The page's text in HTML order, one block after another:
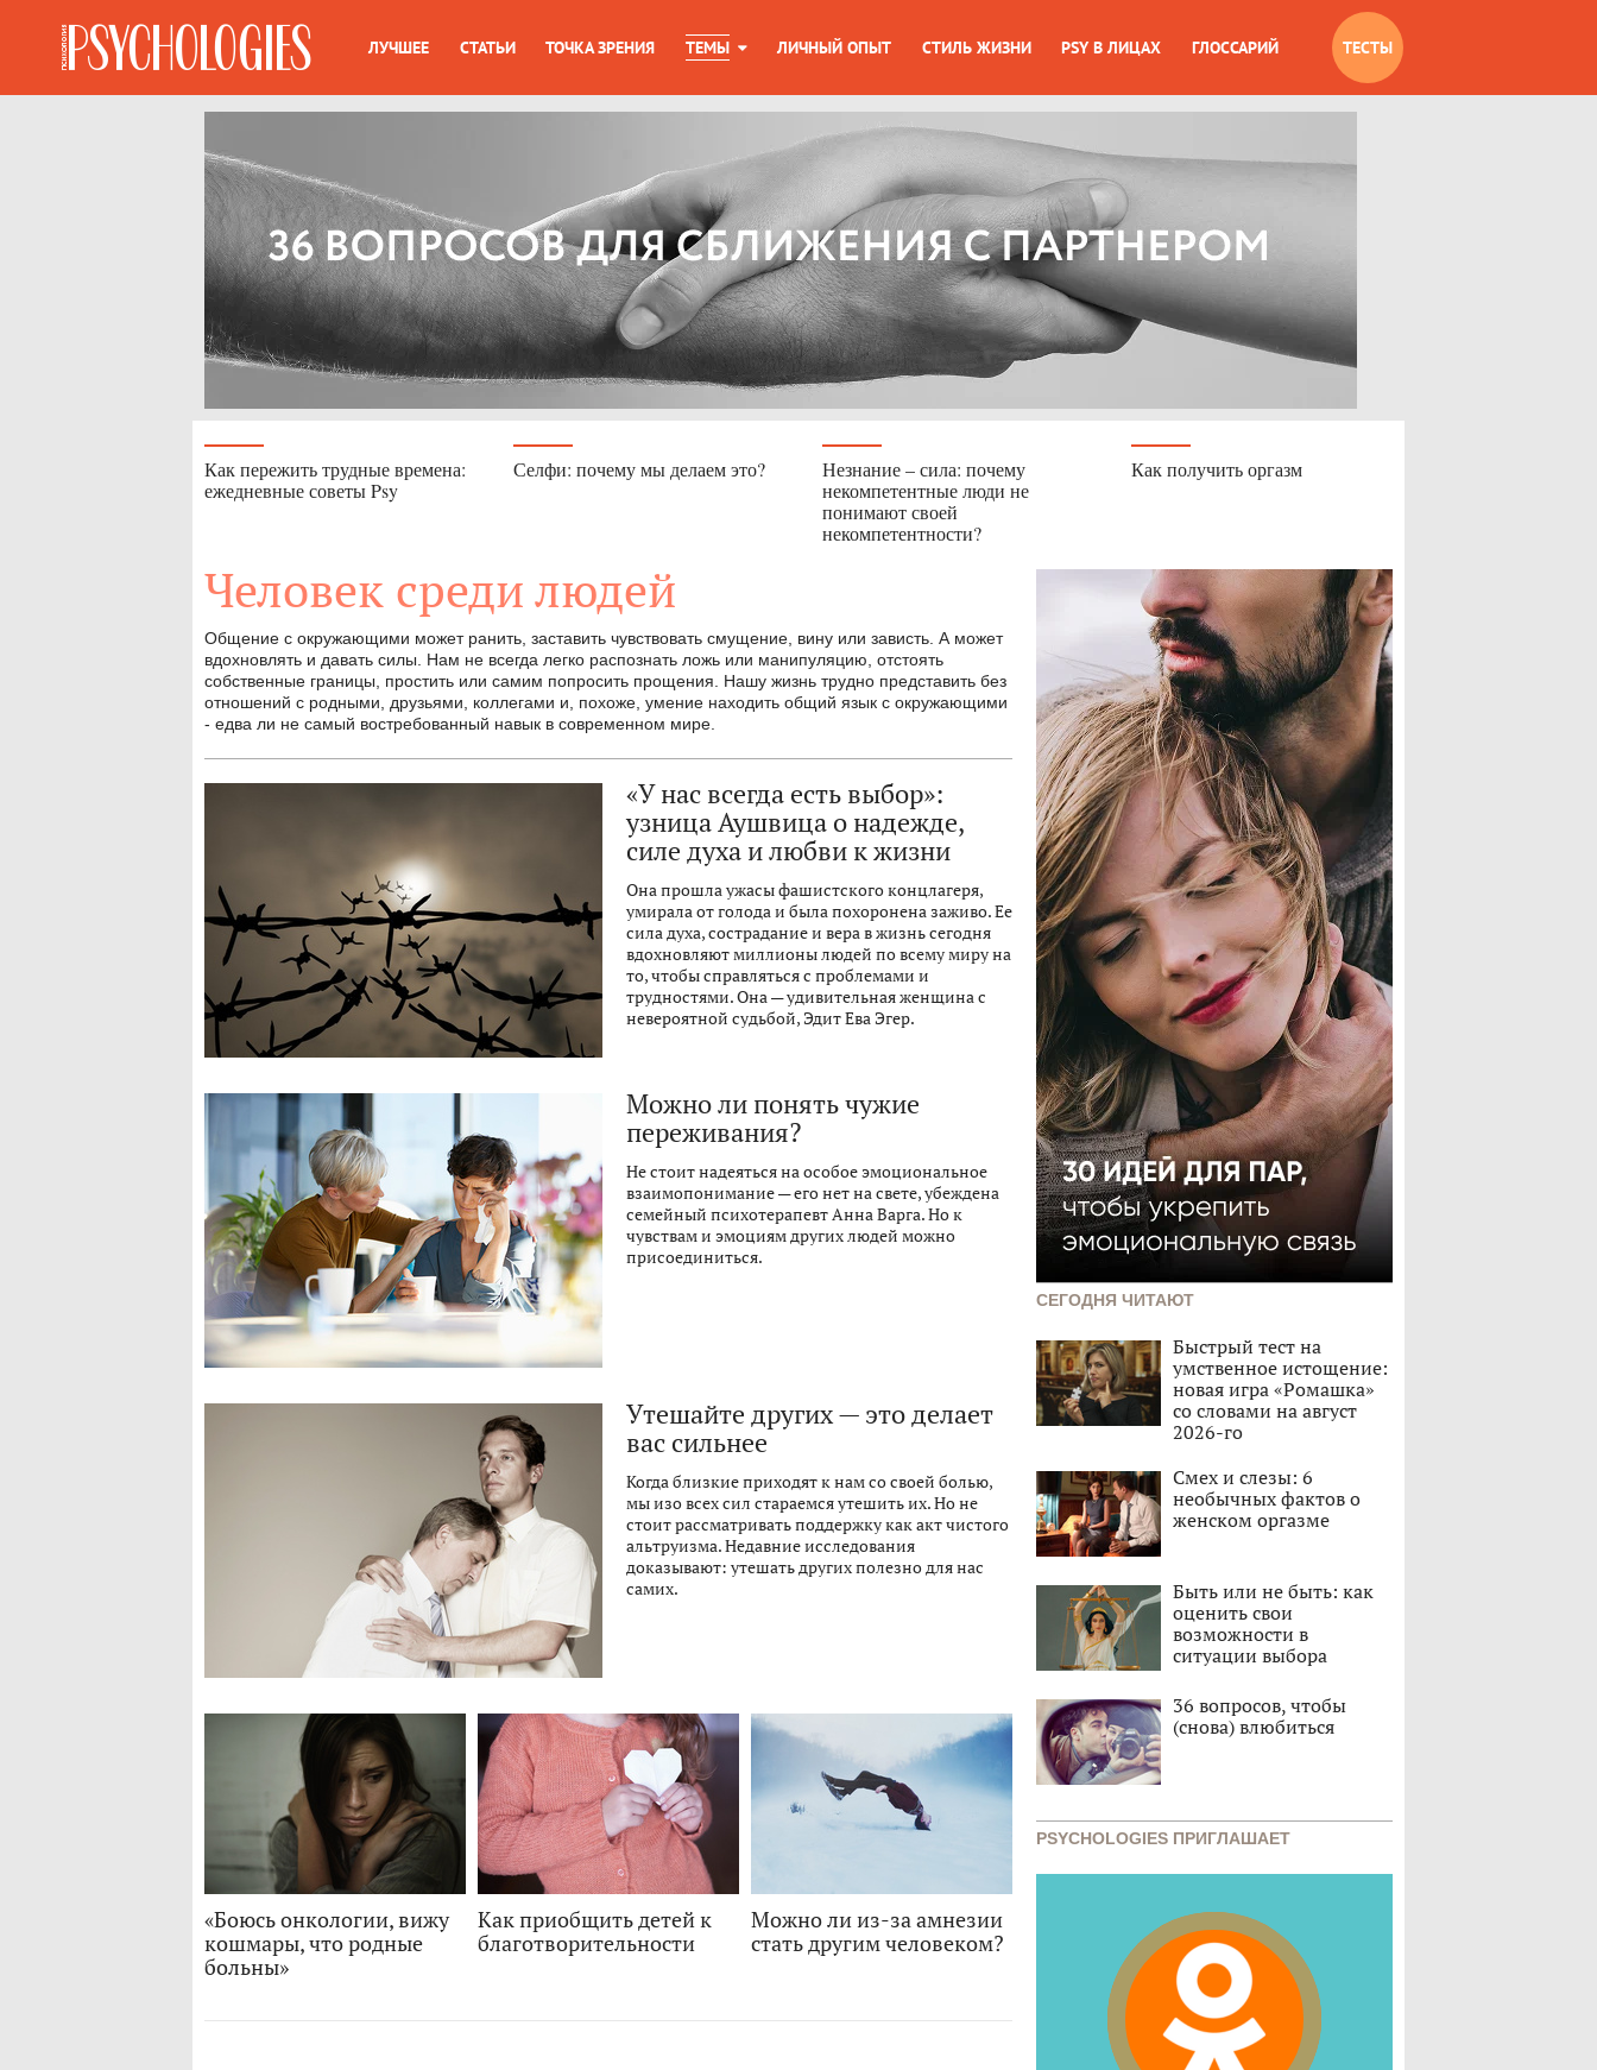
ЛУЧШЕЕ СТАТЬИ ТОЧКА ЗРЕНИЯ ТЕМЫ ЛИЧНЫЙ ОПЫТ СТИЛЬ ЖИЗНИ PSY В ЛИЦАХ ГЛОССАРИЙ ТЕСТЫ
Как пережить трудные времена:
ежедневные советы Psy
Селфи: почему мы делаем это?
Незнание – сила: почему
некомпетентные люди не
понимают своей
некомпетентности?
Как получить оргазм
Человек среди людей
Общение с окружающими может ранить, заставить чувствовать смущение, вину или зависть. А может
вдохновлять и давать силы. Нам не всегда легко распознать ложь или манипуляцию, отстоять
собственные границы, простить или самим попросить прощения. Нашу жизнь трудно представить без
отношений с родными, друзьями, коллегами и, похоже, умение находить общий язык с окружающими
- едва ли не самый востребованный навык в современном мире.
«У нас всегда есть выбор»:
узница Аушвица о надежде,
силе духа и любви к жизни
Она прошла ужасы фашистского концлагеря,
умирала от голода и была похоронена заживо. Ее
сила духа, сострадание и вера в жизнь сегодня
вдохновляют миллионы людей по всему миру на
то, чтобы справляться с проблемами и
трудностями. Она — удивительная женщина с
невероятной судьбой, Эдит Ева Эгер.
Можно ли понять чужие
переживания?
Не стоит надеяться на особое эмоциональное
взаимопонимание — его нет на свете, убеждена
семейный психотерапевт Анна Варга. Но к
чувствам и эмоциям других людей можно
присоединиться.
Утешайте других — это делает
вас сильнее
Когда близкие приходят к нам со своей болью,
мы изо всех сил стараемся утешить их. Но не
стоит рассматривать поддержку как акт чистого
альтруизма. Недавние исследования
доказывают: утешать других полезно для нас
самих.
«Боюсь онкологии, вижу
кошмары, что родные
больны»
Как приобщить детей к
благотворительности
Можно ли из-за амнезии
стать другим человеком?
СЕГОДНЯ ЧИТАЮТ
Быстрый тест на
умственное истощение:
новая игра «Ромашка»
со словами на август
2026-го
Смех и слезы: 6
необычных фактов о
женском оргазме
Быть или не быть: как
оценить свои
возможности в
ситуации выбора
36 вопросов, чтобы
(снова) влюбиться
PSYCHOLOGIES ПРИГЛАШАЕТ